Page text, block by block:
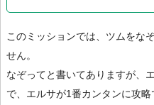
このミッションでは、ツムをな
せん。
なぞってと書いてありますが、
で、エルサが1番カンタンに攻